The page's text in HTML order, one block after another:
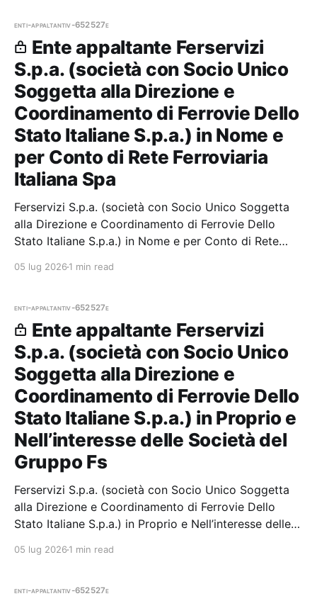
enti-appaltantiv-652527e
Ente appaltante Ferservizi
S.p.a. (società con Socio Unico
Soggetta alla Direzione e
Coordinamento di Ferrovie Dello
Stato Italiane S.p.a.) in Nome e
per Conto di Rete Ferroviaria
Italiana Spa
Ferservizi S.p.a. (società con Socio Unico Soggetta
alla Direzione e Coordinamento di Ferrovie Dello
Stato Italiane S.p.a.) in Nome e per Conto di Rete
partecipazioni. Il
05 lug 2026 1 min read
enti-appaltantiv-652527e
Ente appaltante Ferservizi
S.p.a. (società con Socio Unico
Soggetta alla Direzione e
Coordinamento di Ferrovie Dello
Stato Italiane S.p.a.) in Proprio e
Nell’interesse delle Società del
Gruppo Fs
Ferservizi S.p.a. (società con Socio Unico Soggetta
alla Direzione e Coordinamento di Ferrovie Dello
Stato Italiane S.p.a.) in Proprio e Nell’interesse delle
partecipazioni.
05 lug 2026 1 min read
enti-appaltantiv-652527e